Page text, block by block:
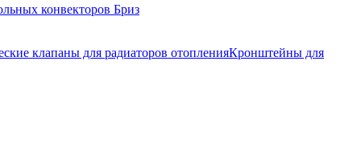
конвекторов Бриз
клапаны для радиаторов отопленияКронштейны для